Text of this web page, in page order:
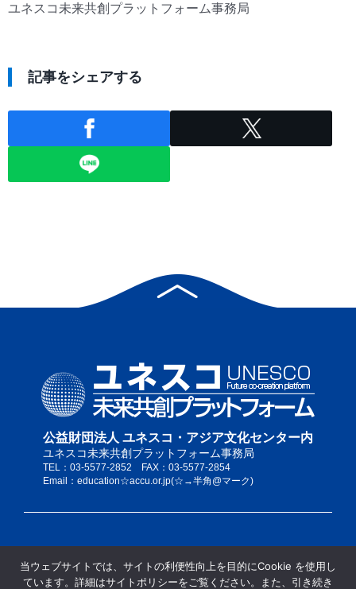
ユネスコ未来共創プラットフォーム事務局
記事をシェアする
公益財団法人 ユネスコ・アジア文化センター内
ユネスコ未来共創プラットフォーム事務局
TEL：03-5577-2852 FAX：03-5577-2854
Email：education☆accu.or.jp(☆→半角@マーク)
サイトポリシー
当サイトの推奨ブラウザ
当ウェブサイトでは、サイトの利便性向上を目的にCookie を使用し
ています。詳細はサイトポリシーをご覧ください。また、引き続き